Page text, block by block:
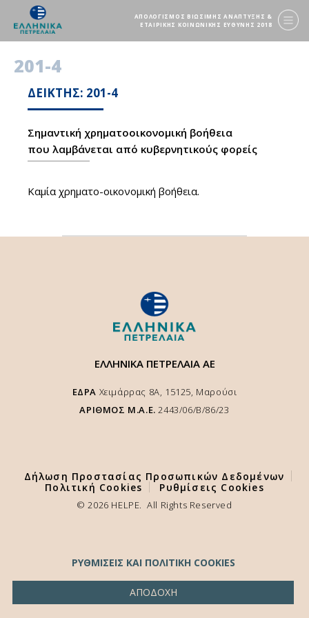
ΑΠΟΛΟΓΙΣΜΟΣ ΒΙΩΣΙΜΗΣ ΑΝΑΠΤΥΞΗΣ &
ΕΤΑΙΡΙΚΗΣ ΚΟΙΝΩΝΙΚΗΣ ΕΥΘΥΝΗΣ 2018
201-4
ΔΕΙΚΤΗΣ: 201-4
Σημαντική χρηματοοικονομική βοήθεια
που λαμβάνεται από κυβερνητικούς φορείς
Καμία χρηματο-οικονομική βοήθεια.
ΕΛΛΗΝΙΚΑ ΠΕΤΡΕΛΑΙΑ ΑΕ
ΕΔΡΑ Χειμάρρας 8A, 15125, Μαρούσι
ΑΡΙΘΜΟΣ Μ.Α.Ε. 2443/06/Β/86/23
Δήλωση Προστασίας Προσωπικών Δεδομένων
Πολιτική Cookies
Ρυθμίσεις Cookies
© 2026 HELPE. All Rights Reserved
Χρησιμοποιούμε cookies για να κάνουμε καλύτερη την εμπειρία σας
στο site μας και να διασφαλιστεί η αποτελέσματική λειτουργία της
ΡΥΘΜΙΣΕΙΣ ΚΑΙ ΠΟΛΙΤΙΚΗ COOKIES
ΑΠΟΔΟΧΗ